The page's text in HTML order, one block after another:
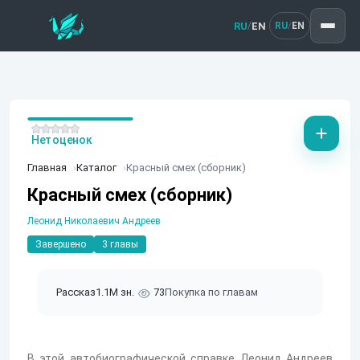
RU/EN RU/ EN
Главная Каталог Красный смех (сборник)
Красный смех (сборник)
Леонид Николаевич Андреев
Завершено 3 главы
Рассказ1.1M зн. 73Покупка по главам
Нет оценок